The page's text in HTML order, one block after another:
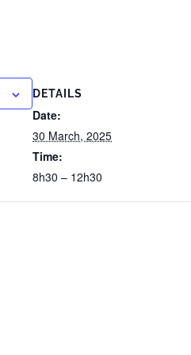
DETAILS
Date:
30 March, 2025
Time:
8h30 – 12h30